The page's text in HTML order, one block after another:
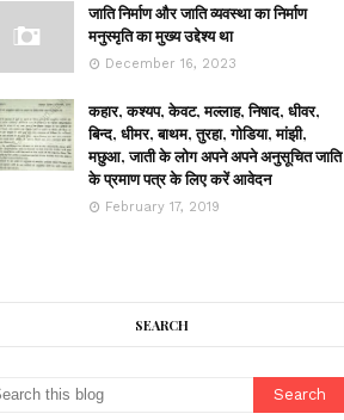
जाति निर्माण और जाति व्यवस्था का निर्माण
मनुस्मृति का मुख्य उद्देश्य था
December 16, 2023
कहार, कश्यप, केवट, मल्लाह, निषाद, धीवर,
बिन्द, धीमर, बाथम, तुरहा, गोडिया, मांझी,
मछुआ, जाती के लोग अपने अपने अनुसूचित जाति
के प्रमाण पत्र के लिए करें आवेदन
February 17, 2019
SEARCH